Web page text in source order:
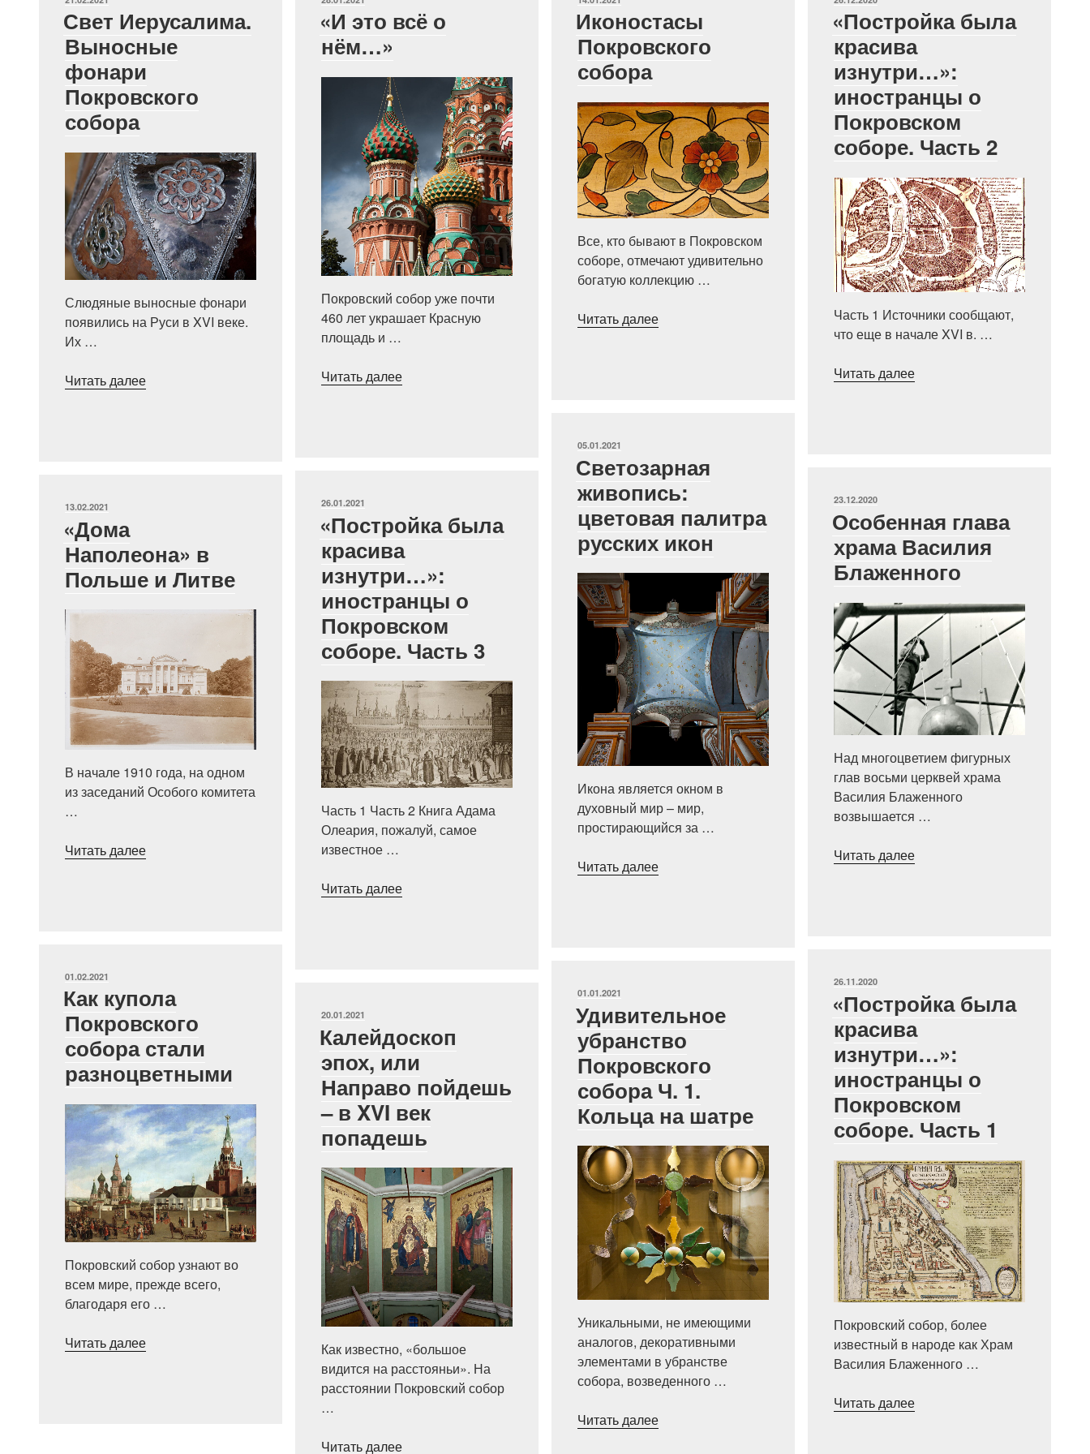
Свет Иерусалима.
Выносные
фонари
Покровского
собора
Слюдяные выносные фонари
появились на Руси в XVI веке.
Их …
Читать далее«Свет
ОПУБЛИКОВАНО
13.02.2021
«Дома
Наполеона» в
Польше и Литве
В начале 1910 года, на одном
из заседаний Особого комитета
…
Читать далее««Дома
ОПУБЛИКОВАНО
01.02.2021
Как купола
Покровского
собора стали
разноцветными
Покровский собор узнают во
всем мире, прежде всего,
благодаря его …
Читать далее«Как
«И это всё о
нём…»
Покровский собор уже почти
460 лет украшает Красную
площадь и …
Читать далее««И
ОПУБЛИКОВАНО
26.01.2021
«Постройка была
красива
изнутри…»:
иностранцы о
Покровском
соборе. Часть 3
Часть 1 Часть 2 Книга Адама
Олеария, пожалуй, самое
известное …
Читать далее««Постройка
Часть
3»
ОПУБЛИКОВАНО
20.01.2021
Калейдоскоп
эпох, или
Направо пойдешь
– в XVI век
попадешь
Как известно, «большое
видится на расстояньи». На
расстоянии Покровский собор
…
Читать далее«Калейдоскоп
Иконостасы
Покровского
собора
Все, кто бывают в Покровском
соборе, отмечают удивительно
богатую коллекцию …
Читать далее«Иконостасы
ОПУБЛИКОВАНО
05.01.2021
Светозарная
живопись:
цветовая палитра
русских икон
Икона является окном в
духовный мир – мир,
простирающийся за …
Читать далее«Светозарная
ОПУБЛИКОВАНО
01.01.2021
Удивительное
убранство
Покровского
собора Ч. 1.
Кольца на шатре
Уникальными, не имеющими
аналогов, декоративными
элементами в убранстве
собора, возведенного …
Читать далее«Удивительное
«Постройка была
красива
изнутри…»:
иностранцы о
Покровском
соборе. Часть 2
Часть 1 Источники сообщают,
что еще в начале XVI в. …
Читать далее««Постройка
Часть
2»
ОПУБЛИКОВАНО
23.12.2020
Особенная глава
храма Василия
Блаженного
Над многоцветием фигурных
глав восьми церквей храма
Василия Блаженного
возвышается …
Читать далее«Особенная
ОПУБЛИКОВАНО
26.11.2020
«Постройка была
красива
изнутри…»:
иностранцы о
Покровском
соборе. Часть 1
Покровский собор, более
известный в народе как Храм
Василия Блаженного …
Читать далее««Постройка